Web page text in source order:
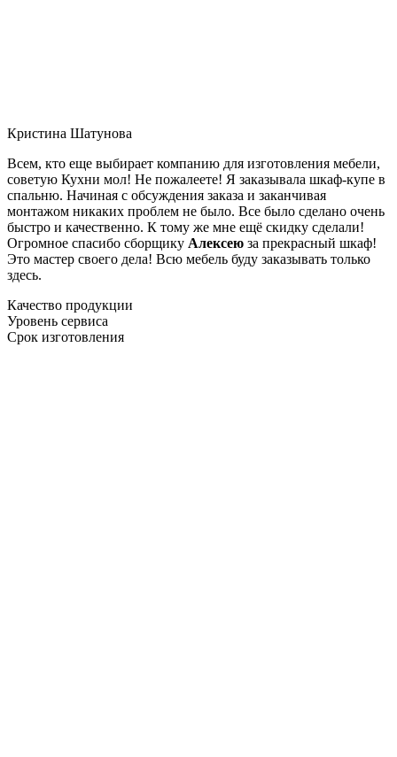
Кристина Шатунова
Всем, кто еще выбирает компанию для изготовления мебели,
советую Кухни мол! Не пожалеете! Я заказывала шкаф-купе в
спальню. Начиная с обсуждения заказа и заканчивая
монтажом никаких проблем не было. Все было сделано очень
быстро и качественно. К тому же мне ещё скидку сделали!
Огромное спасибо сборщику Алексею за прекрасный шкаф!
Это мастер своего дела! Всю мебель буду заказывать только
здесь.
Качество продукции
Уровень сервиса
Срок изготовления